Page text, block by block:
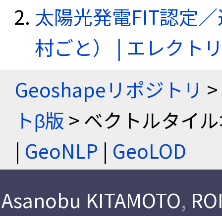
太陽光発電FIT認定
村ごと） | エレクト
Geoshapeリポジトリ >
トβ版 > ベクトルタイ
| GeoNLP | GeoLOD
Asanobu KITAMOTO,